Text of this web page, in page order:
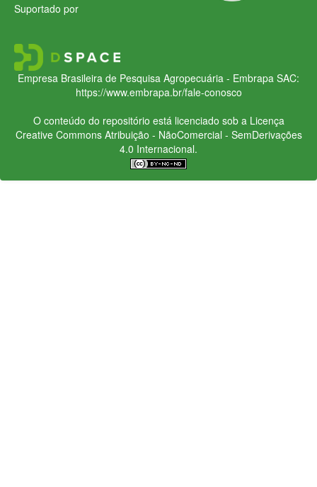
Suportado por
Empresa Brasileira de Pesquisa Agropecuária - Embrapa SAC:
https://www.embrapa.br/fale-conosco
O conteúdo do repositório está licenciado sob a Licença
Creative CommonsAtribuição - NãoComercial - SemDerivações
4.0 Internacional.